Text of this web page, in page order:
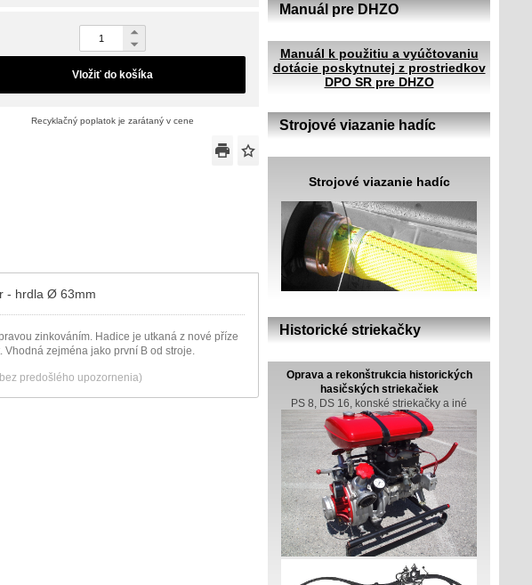
Manuál pre DHZO
Manuál k použitiu a vyúčtovaniu
dotácie poskytnutej z prostriedkov
DPO SR pre DHZO
Strojové viazanie hadíc
Strojové viazanie hadíc
Historické striekačky
Oprava a rekonštrukcia historických
hasičských striekačiek
PS 8, DS 16, konské striekačky a iné
Vložiť do košíka
Recyklačný poplatok je zarátaný v cene
- hrdla Ø 63mm
zinkováním. Hadice je utkaná z nové příze
zejména jako první B od stroje.
predošlého upozornenia)